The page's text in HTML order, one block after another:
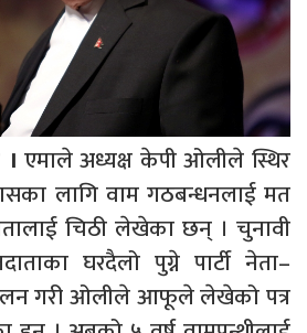
एमाले अध्यक्ष केपी ओलीले स्थिर
लागि वाम गठबन्धनलाई मत
चिठी लेखेका छन् । चुनावी
घरदैलो पुग्ने पार्टी नेता–
गरी ओलीले आफूले लेखेको पत्र